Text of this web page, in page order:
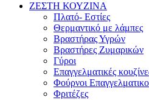
ΖΕΣΤΗ ΚΟΥΖΙΝΑ
Πλατό- Εστίες
Θερμαντικό με λάμπες
Βραστήρας Υγρών
Βραστήρες Ζυμαρικών
Γύροι
Επαγγελματικές
Φούρνοι
Φριτέζες